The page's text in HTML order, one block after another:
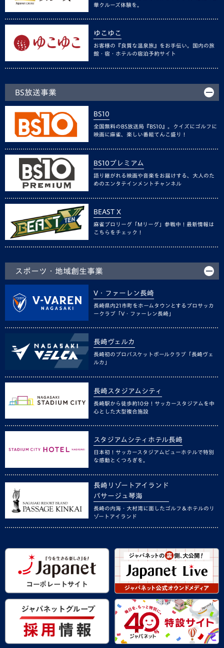
華クルーズ体験を。
ゆこゆこ
お客様の『良質な温泉旅』をお手伝い。国内の旅
館・宿・ホテルの宿泊予約サイト
BS放送事業
BS10
全国無料のBS放送局『BS10』。クイズにゴルフに
映画に麻雀、楽しい番組てんこ盛り！
BS10プレミアム
語り継がれる映画や音楽をお届けする、大人のた
めのエンタテインメントチャンネル
BEAST X
麻雀プロリーグ「Mリーグ」参戦中！最新情報は
こちらをチェック！
スポーツ・地域創生事業
V・ファーレン長崎
長崎県内21市町をホームタウンとするプロサッカ
ークラブ「V・ファーレン長崎」
長崎ヴェルカ
長崎初のプロバスケットボールクラブ「長崎ヴェ
ルカ」
長崎スタジアムシティ
長崎駅から徒歩約10分！サッカースタジアムを中
心とした大型複合施設
スタジアムシティホテル長崎
日本初！サッカースタジアムビューホテルで特別
な感動とくつろぎを。
長崎リゾートアイランド
パサージュ琴海
長崎の内海・大村湾に面したゴルフ＆ホテルのリ
ゾートアイランド